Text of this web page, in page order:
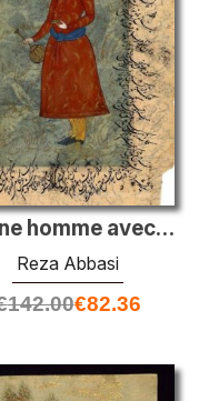
Qu'il s'agisse de
enchanteurs, chaque
peut transformer
de culture et
la période
enrichir
artistique
Jeune homme avec une bouteille et une tobe à vin
Reza Abbasi
142.00€82.36